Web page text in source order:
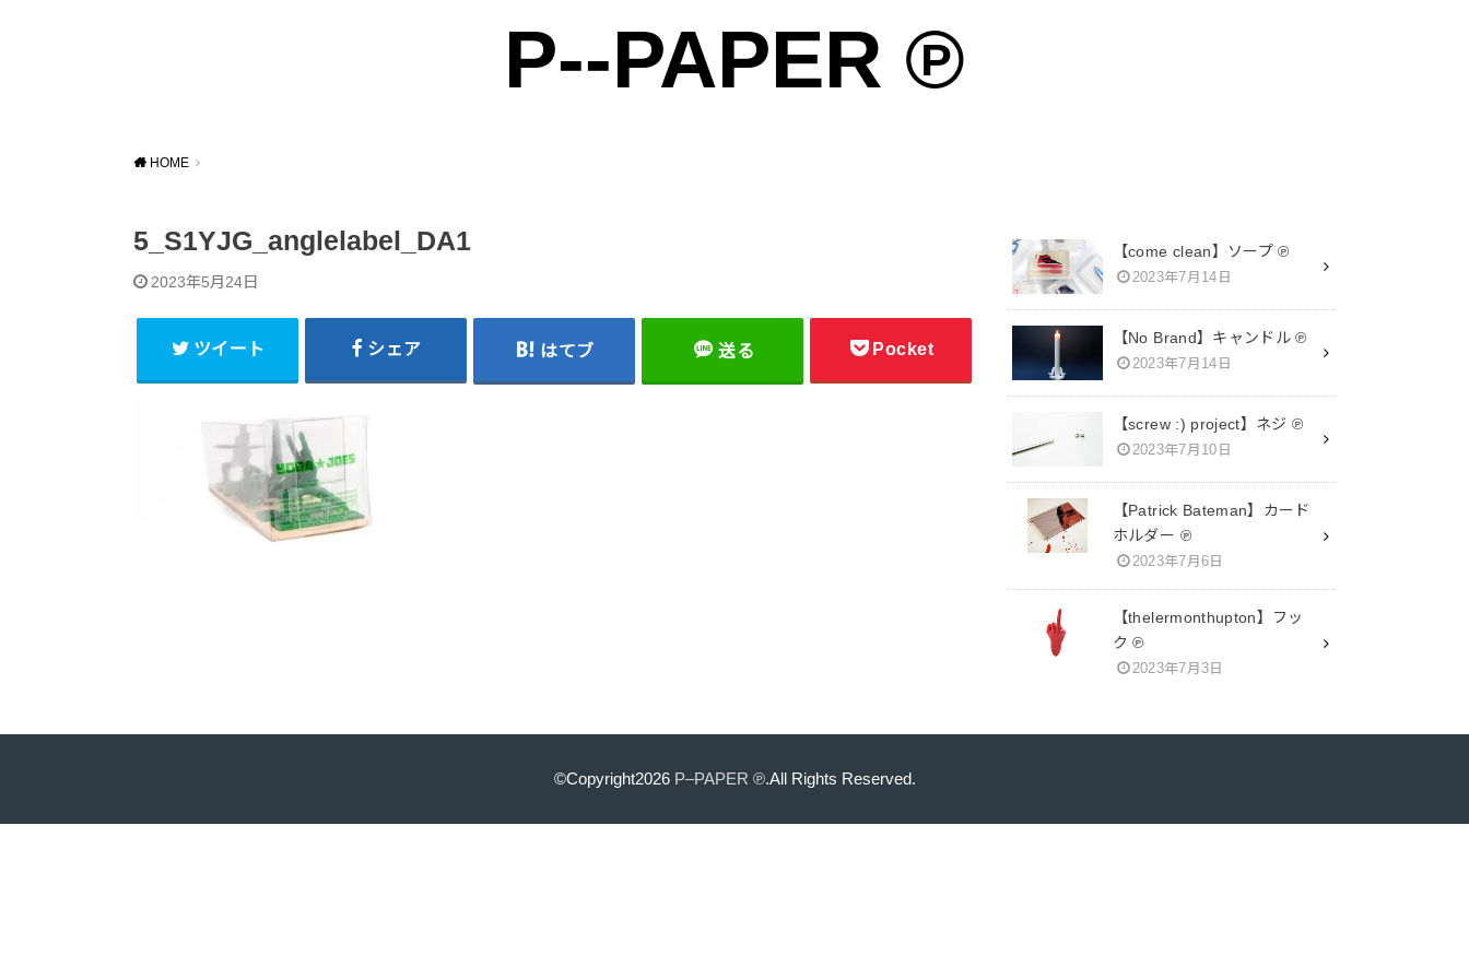
P--PAPER ℗
HOME
5_S1YJG_anglelabel_DA1
2023年5月24日
ツイート シェア はてブ 送る Pocket
【come clean】ソープ ℗
2023年7月14日
【No Brand】キャンドル ℗
2023年7月14日
【screw :) project】ネジ ℗
2023年7月10日
【Patrick Bateman】カード
ホルダー ℗
2023年7月6日
【thelermonthupton】フッ
ク ℗
2023年7月3日
©Copyright2026 P–PAPER ℗.All Rights Reserved.